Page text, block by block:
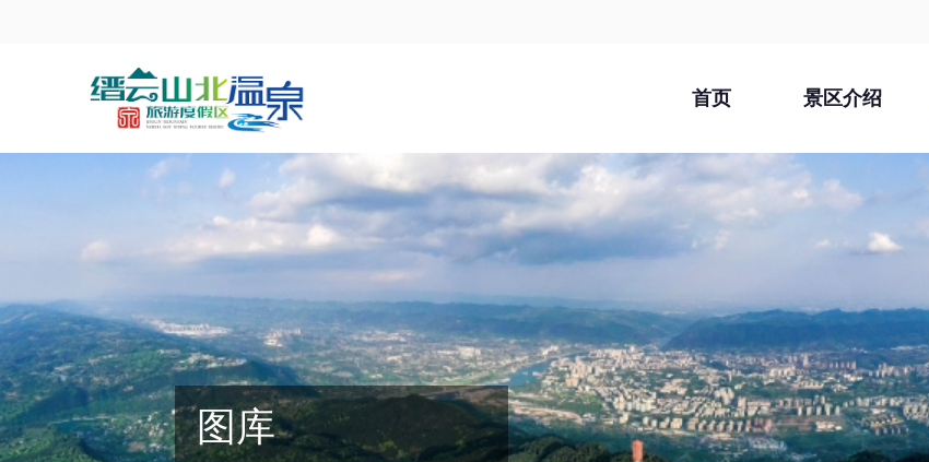
首页 景区介绍
图库